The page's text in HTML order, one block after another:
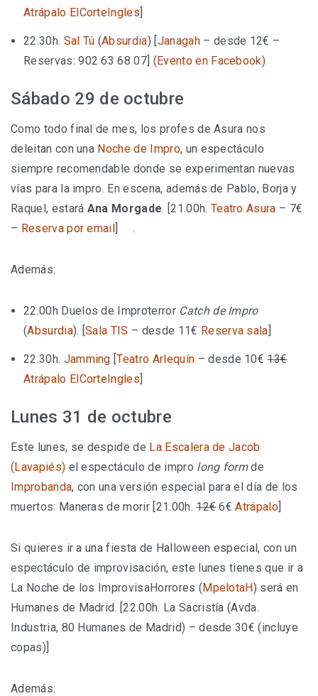
Atrápalo ElCorteIngles]
22.30h. Sal Tú (Absurdia) [Janagah– desde 12€ –
Reservas: 902 63 68 07] (Evento en Facebook)
Sábado 29 de octubre
Como todo final de mes, los profes de Asura nos
deleitan con una Noche de Impro, un espectáculo
siempre recomendable donde se experimentan nuevas
vías para la impro. En escena, además de Pablo, Borja y
Raquel, estará Ana Morgade. [21.00h. Teatro Asura – 7€
– Reserva por email] .
Además:
22.00h Duelos de Improterror Catch de Impro
(Absurdia). [Sala TIS – desde 11€ Reserva sala]
22.30h. Jamming [Teatro Arlequín – desde 10€13€
Atrápalo ElCorteIngles]
Lunes 31 de octubre
Este lunes, se despide de La Escalera de Jacob
(Lavapiés) el espectáculo de impro long formde
Improbanda, con una versión especial para el día de los
muertos: Maneras de morir [21.00h.12€6€Atrápalo]
Si quieres ir a una fiesta de Halloween especial, con un
espectáculo de improvisación, este lunes tienes que ir a
La Noche de los ImprovisaHorrores (MpelotaH) será en
Humanes de Madrid. [22.00h. La Sacristía (Avda.
Industria, 80 Humanes de Madrid) – desde 30€ (incluye
copas)]
Además: